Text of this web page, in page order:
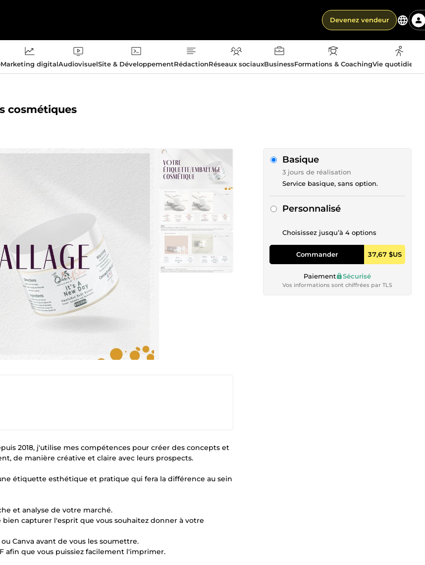
Devenez vendeur
Marketing digitalAudiovisuelSite & DéveloppementRédactionRéseaux sociauxBusinessFormations & CoachingVie
cosmétiques
2018, j'utilise mes compétences pour créer des concepts et
de manière créative et claire avec leurs prospects.
étiquette esthétique et pratique qui fera la différence au sein
et analyse de votre marché.
capturer l'esprit que vous souhaitez donner à votre
Canva avant de vous les soumettre.
afin que vous puissiez facilement l'imprimer.
Basique
3 jours de réalisation
Service basique, sans option.
Personnalisé
Choisissez jusqu’à 4 options
Commander 37,67 $US
Paiement Sécurisé
Vos informations sont chiffrées par TLS